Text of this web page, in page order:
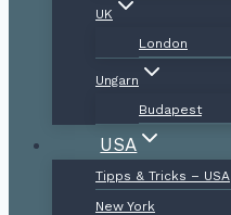
UK
London
Ungarn
Budapest
USA
Tipps & Tricks – USA
New York